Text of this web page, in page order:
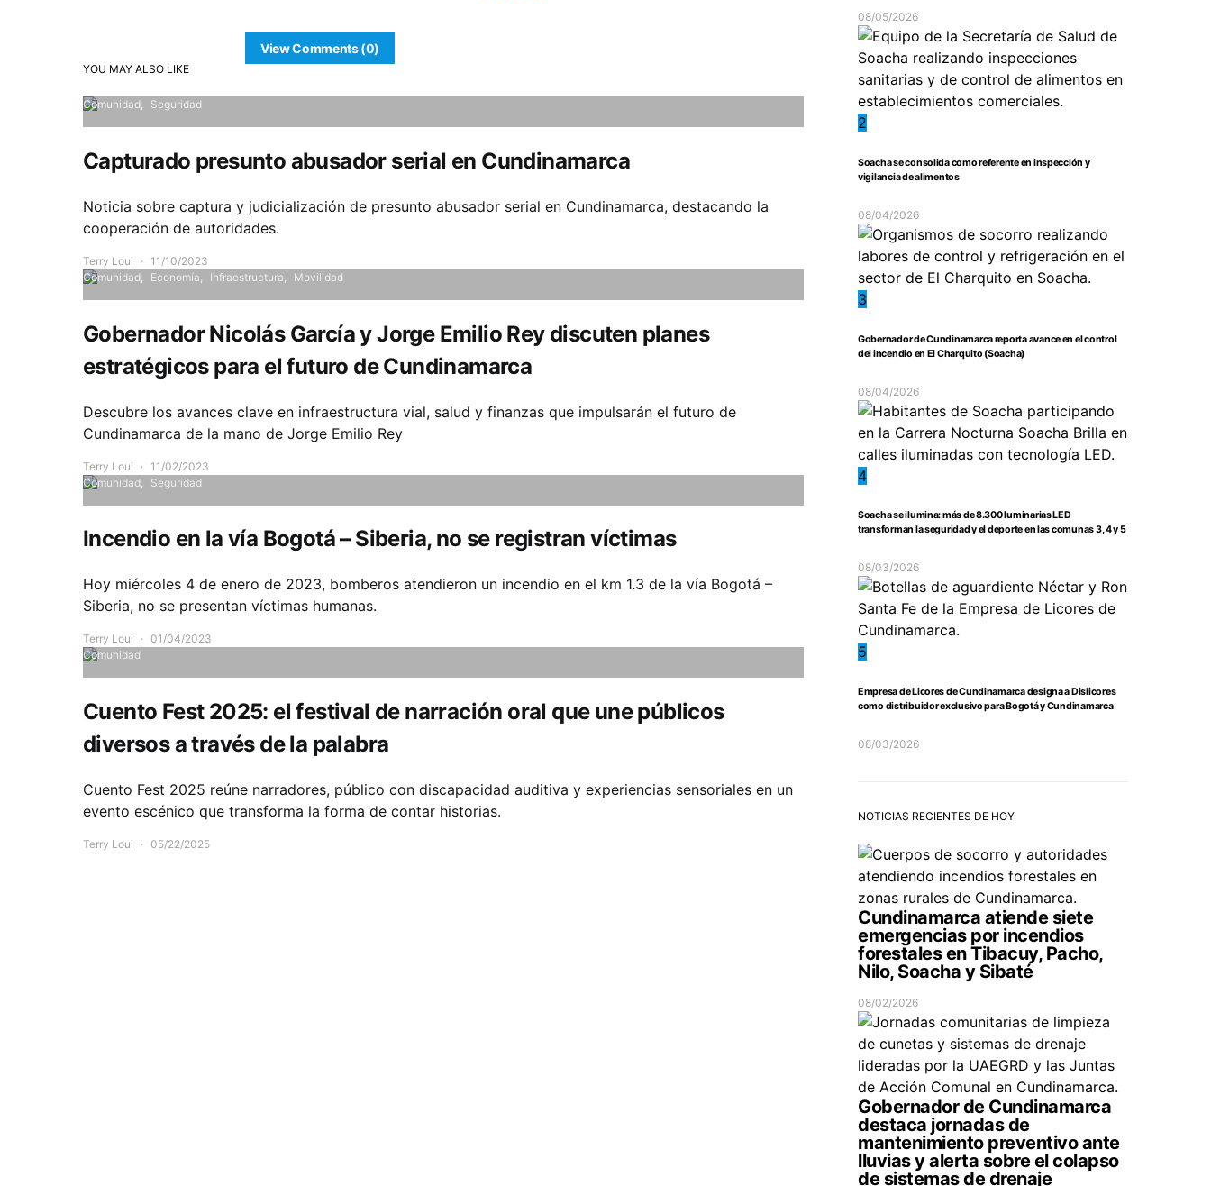
View Comments (0)
YOU MAY ALSO LIKE
Comunidad Seguridad
Capturado presunto abusador serial en Cundinamarca
Noticia sobre captura y judicialización de presunto abusador serial en Cundinamarca, destacando la
cooperación de autoridades.
Terry Loui
11/10/2023
Comunidad
Economía Infraestructura Movilidad
Gobernador Nicolás García y Jorge Emilio Rey discuten planes
estratégicos para el futuro de Cundinamarca
Descubre los avances clave en infraestructura vial, salud y finanzas que impulsarán el futuro de
Cundinamarca de la mano de Jorge Emilio Rey
Terry Loui
11/02/2023
Comunidad
Seguridad
Incendio en la vía Bogotá – Siberia, no se registran víctimas
Hoy miércoles 4 de enero de 2023, bomberos atendieron un incendio en el km 1.3 de la vía Bogotá –
Siberia, no se presentan víctimas humanas.
Terry Loui
01/04/2023
Comunidad
Cuento Fest 2025: el festival de narración oral que une públicos
diversos a través de la palabra
Cuento Fest 2025 reúne narradores, público con discapacidad auditiva y experiencias sensoriales en un
evento escénico que transforma la forma de contar historias.
Terry Loui 05/22/2025
08/05/2026
2
Soacha se consolida como referente en inspección y
vigilancia de alimentos
08/04/2026
3
Gobernador de Cundinamarca reporta avance en el control
del incendio en El Charquito (Soacha)
08/04/2026
4
Soacha se ilumina: más de 8.300 luminarias LED
transforman la seguridad y el deporte en las comunas 3, 4 y 5
08/03/2026
5
Empresa de Licores de Cundinamarca designa a Dislicores
como distribuidor exclusivo para Bogotá y Cundinamarca
08/03/2026
NOTICIAS RECIENTES DE HOY
Cundinamarca atiende siete
emergencias por incendios
forestales en Tibacuy, Pacho,
Nilo, Soacha y Sibaté
08/02/2026
Gobernador de Cundinamarca
destaca jornadas de
mantenimiento preventivo ante
lluvias y alerta sobre el colapso
de sistemas de drenaje